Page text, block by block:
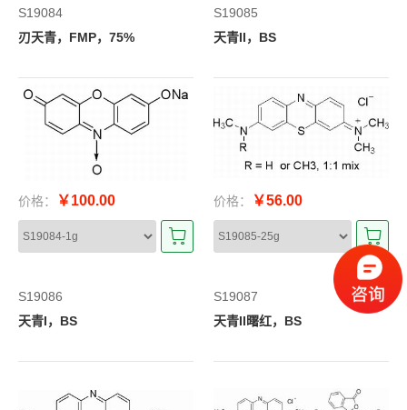
S19084
刃天青，FMP，75%
价格： ￥100.00
S19085
天青II，BS
价格： ￥56.00
S19086
天青I，BS
S19087
天青II曙红，BS